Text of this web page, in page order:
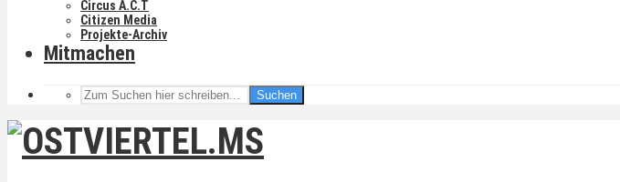
Circus A.C.T
Citizen Media
Projekte-Archiv
Mitmachen
Suchen